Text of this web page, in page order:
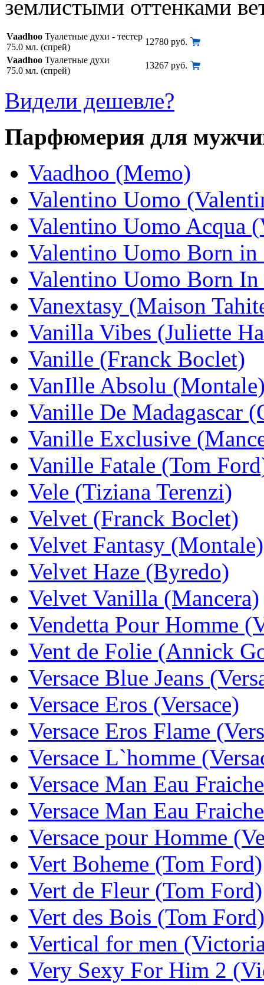
землистыми оттенками
Vaadhoo Туалетные духи - тестер
75.0 мл. (спрей)
12780 руб.
Vaadhoo Туалетные духи
75.0 мл. (спрей)
13267 руб.
Видели дешевле?
Парфюмерия для
Vaadhoo (Memo)
Valentino Uomo
Valentino Uomo Acqua
Valentino Uomo Born
Valentino Uomo Born
Vanextasy (Maison
Vanilla Vibes (Juliette
Vanille (Franck Boclet)
VanIlle Absolu
Vanille De Madagascar
Vanille Exclusive
Vanille Fatale (Tom
Vele (Tiziana Terenzi)
Velvet (Franck Boclet)
Velvet Fantasy (Montale)
Velvet Haze (Byredo)
Velvet Vanilla (Mancera)
Vendetta Pour Homme
Vent de Folie (Annick
Versace Blue Jeans
Versace Eros (Versace)
Versace Eros Flame
Versace L`homme
Versace Man Eau
Versace Man Eau
Versace pour Homme
Vert Boheme (Tom Ford)
Vert de Fleur (Tom Ford)
Vert des Bois (Tom Ford)
Vertical for men
Very Sexy For Him 2